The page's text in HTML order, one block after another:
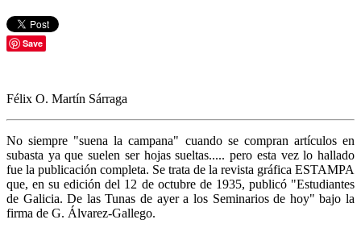
Save
Félix O. Martín Sárraga
No siempre "suena la campana" cuando se compran artículos en
subasta ya que suelen ser hojas sueltas..... pero esta vez lo hallado
fue la publicación completa. Se trata de la revista gráfica ESTAMPA
que, en su edición del 12 de octubre de 1935, publicó "Estudiantes
de Galicia. De las Tunas de ayer a los Seminarios de hoy" bajo la
firma de G. Álvarez-Gallego.